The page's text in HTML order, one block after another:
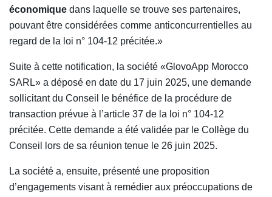
économique dans laquelle se trouve ses partenaires,
pouvant être considérées comme anticoncurrentielles au
regard de la loi n° 104-12 précitée.»
Suite à cette notification, la société «GlovoApp Morocco
SARL» a déposé en date du 17 juin 2025, une demande
sollicitant du Conseil le bénéfice de la procédure de
transaction prévue à l’article 37 de la loi n° 104-12
précitée. Cette demande a été validée par le Collège du
Conseil lors de sa réunion tenue le 26 juin 2025.
La société a, ensuite, présenté une proposition
d’engagements visant à remédier aux préoccupations de